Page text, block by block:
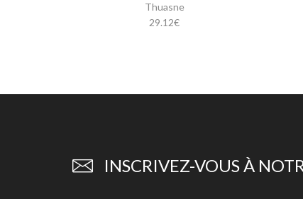
Thuasne
29.12€
INSCRIVEZ-VOUS À